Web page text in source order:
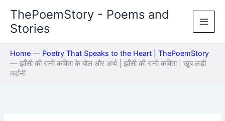
content
ThePoemStory - Poems and
Stories
Home — Poetry That Speaks to the Heart | ThePoemStory
— झाँसी की रानी कविता के बोल और अर्थ | झाँसी की रानी कविता | ख़ूब लड़ी
मर्दानी